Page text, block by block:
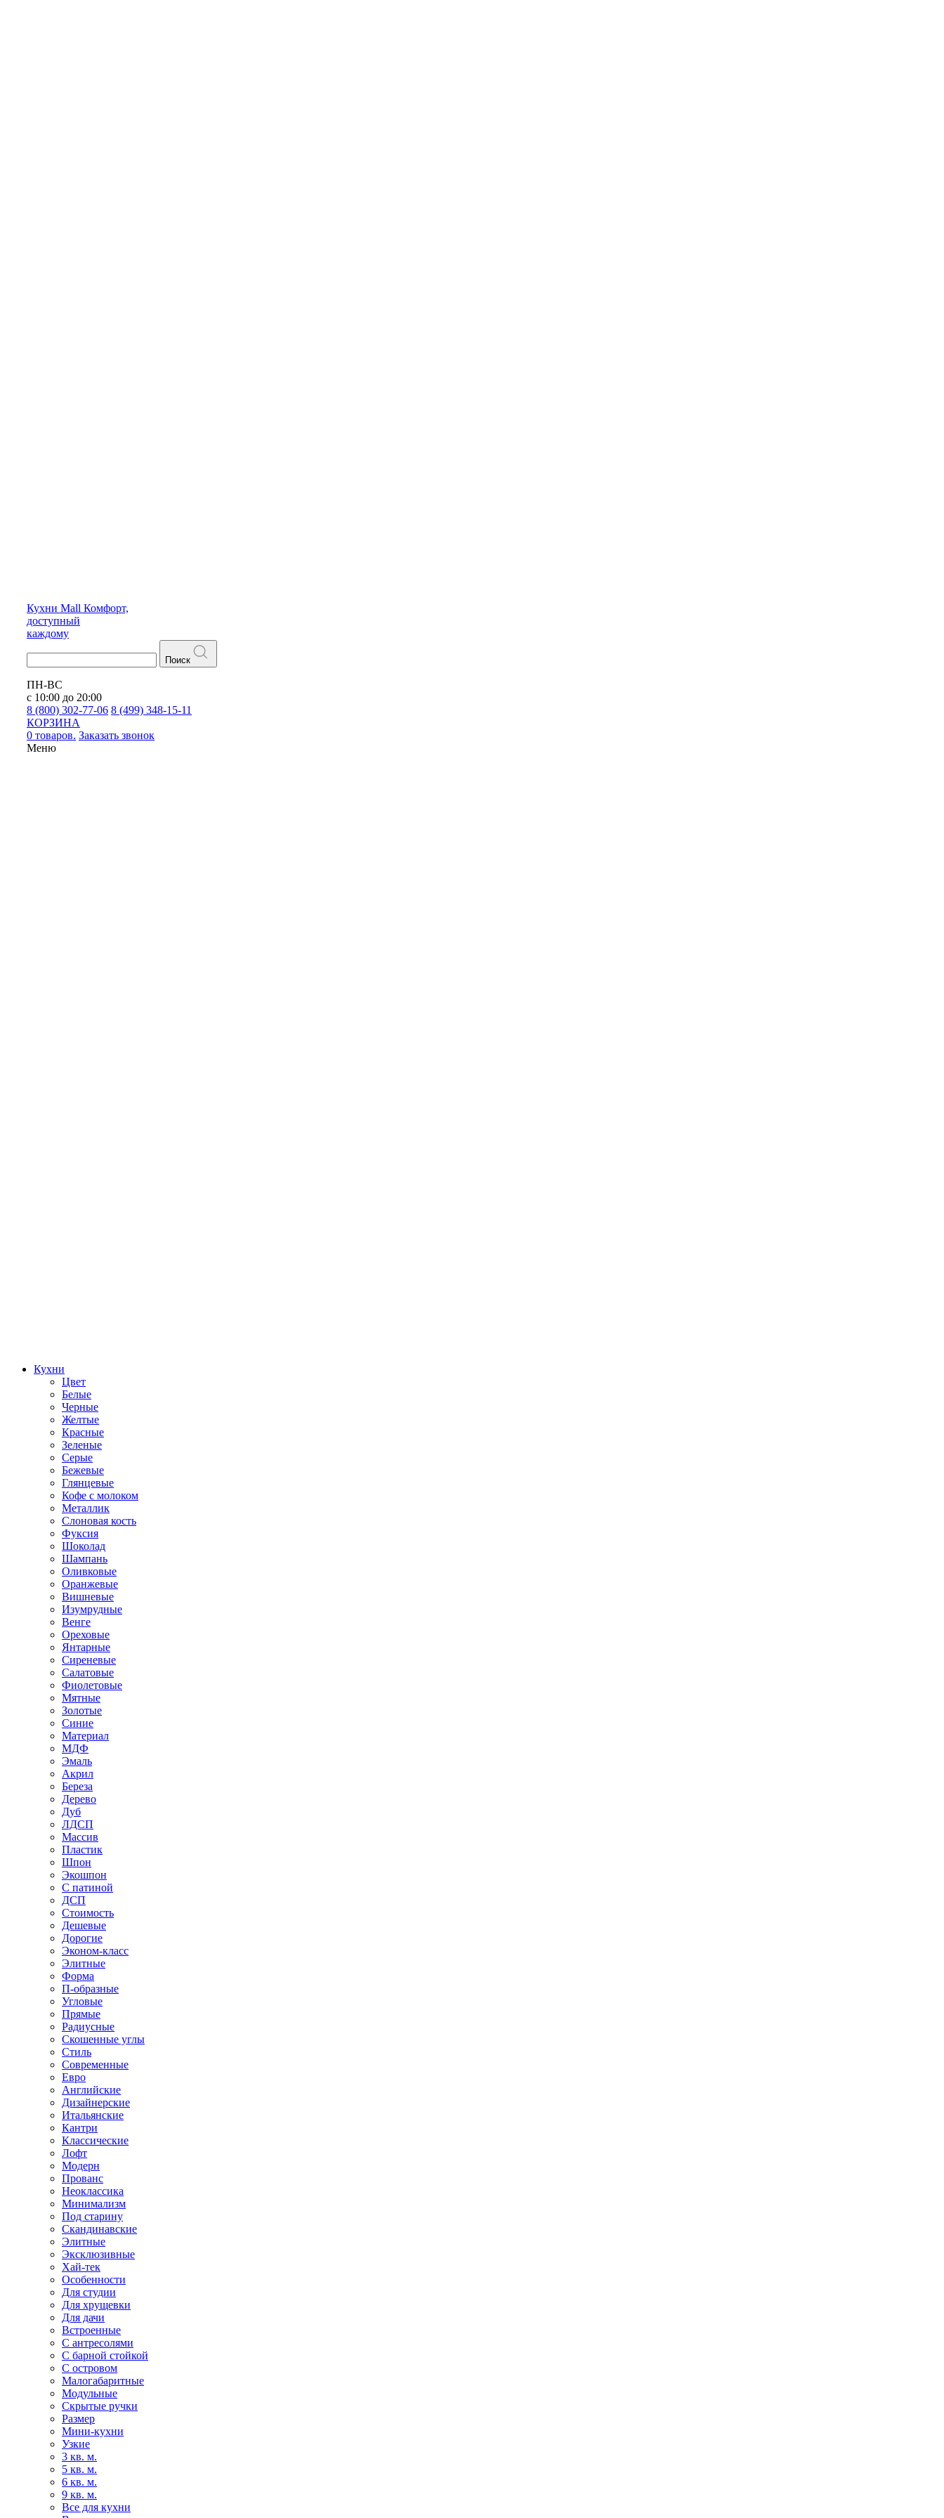
Кухни Mall Комфорт,
доступный
каждому
Поиск
ПН-ВС
с 10:00 до 20:00
8 (800) 302-77-06 8 (499) 348-15-11
КОРЗИНА
0 товаров. Заказать звонок
Меню
Кухни
Цвет
Белые
Черные
Желтые
Красные
Зеленые
Серые
Бежевые
Глянцевые
Кофе с молоком
Металлик
Слоновая кость
Фуксия
Шоколад
Шампань
Оливковые
Оранжевые
Вишневые
Изумрудные
Венге
Ореховые
Янтарные
Сиреневые
Салатовые
Фиолетовые
Мятные
Золотые
Синие
Материал
МДФ
Эмаль
Акрил
Береза
Дерево
Дуб
ЛДСП
Массив
Пластик
Шпон
Экошпон
С патиной
ДСП
Стоимость
Дешевые
Дорогие
Эконом-класс
Элитные
Форма
П-образные
Угловые
Прямые
Радиусные
Скошенные углы
Стиль
Современные
Евро
Английские
Дизайнерские
Итальянские
Кантри
Классические
Лофт
Модерн
Прованс
Неоклассика
Минимализм
Под старину
Скандинавские
Элитные
Эксклюзивные
Хай-тек
Особенности
Для студии
Для хрущевки
Для дачи
Встроенные
С антресолями
С барной стойкой
С островом
Малогабаритные
Модульные
Скрытые ручки
Размер
Мини-кухни
Узкие
3 кв. м.
5 кв. м.
6 кв. м.
9 кв. м.
Все для кухни